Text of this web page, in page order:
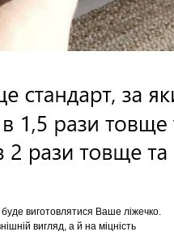
виготовлятися Ваше ліжечко.
вигляд, а й на міцність